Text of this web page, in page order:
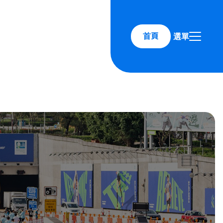
首頁 選單